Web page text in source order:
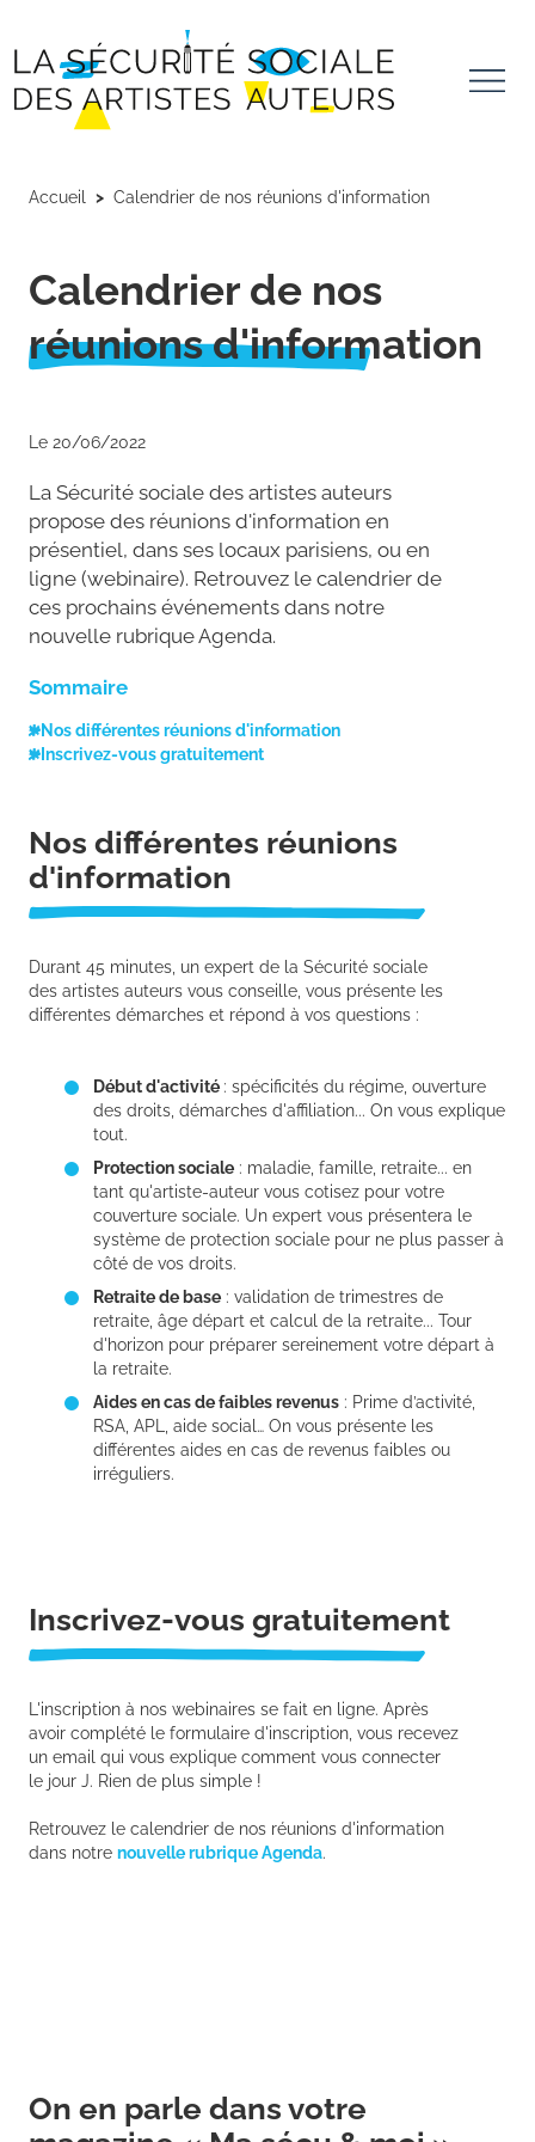
Accueil Calendrier de nos réunions d'information
Calendrier de nos
réunions d'information
Le 20/06/2022
La Sécurité sociale des artistes auteurs
propose des réunions d'information en
présentiel, dans ses locaux parisiens, ou en
ligne (webinaire). Retrouvez le calendrier de
ces prochains événements dans notre
nouvelle rubrique Agenda.
Sommaire
Nos différentes réunions d'information
Inscrivez-vous gratuitement
Nos différentes réunions
d'information
Durant 45 minutes, un expert de la Sécurité sociale
des artistes auteurs vous conseille, vous présente les
différentes démarches et répond à vos questions :
Début d'activité : spécificités du régime, ouverture
des droits, démarches d'affiliation... On vous explique
tout.
Protection sociale : maladie, famille, retraite... en
tant qu'artiste-auteur vous cotisez pour votre
couverture sociale. Un expert vous présentera le
système de protection sociale pour ne plus passer à
côté de vos droits.
Retraite de base : validation de trimestres de
retraite, âge départ et calcul de la retraite... Tour
d'horizon pour préparer sereinement votre départ à
la retraite.
Aides en cas de faibles revenus : Prime d’activité,
RSA, APL, aide social… On vous présente les
différentes aides en cas de revenus faibles ou
irréguliers.
Inscrivez-vous gratuitement
L'inscription à nos webinaires se fait en ligne. Après
avoir complété le formulaire d'inscription, vous recevez
un email qui vous explique comment vous connecter
le jour J. Rien de plus simple !
Retrouvez le calendrier de nos réunions d'information
dans notre nouvelle rubrique Agenda.
On en parle dans votre